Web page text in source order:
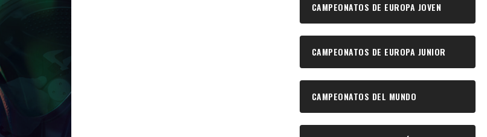
CAMPEONATOS DE EUROPA JOVEN
CAMPEONATOS DE EUROPA JUNIOR
CAMPEONATOS DEL MUNDO